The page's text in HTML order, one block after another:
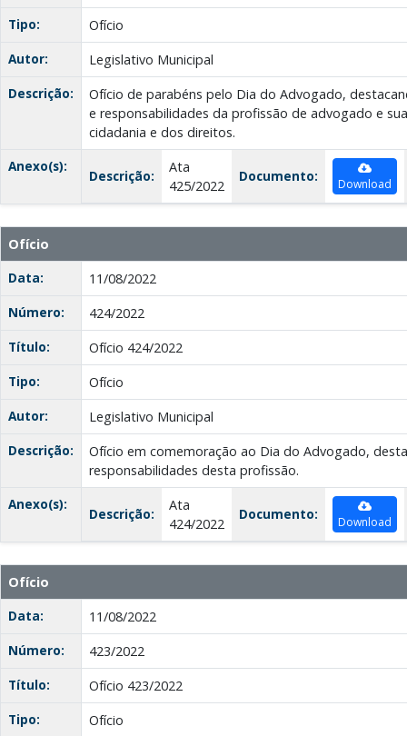
Tipo:
Ofício
Autor:
Legislativo Municipal
Descrição:
Ofício de parabéns pelo Dia do Advogado,
e responsabilidades da profissão de advogado e
cidadania e dos direitos.
Anexo(s):
Descrição:
Ata
425/2022
Documento: Download
Ofício
Data:
11/08/2022
Número:
424/2022
Título:
Ofício 424/2022
Tipo:
Ofício
Autor:
Legislativo Municipal
Descrição:
Ofício em comemoração ao Dia do Advogado,
responsabilidades desta profissão.
Anexo(s):
Descrição:
Ata
424/2022
Documento: Download
Ofício
Data:
11/08/2022
Número:
423/2022
Título:
Ofício 423/2022
Tipo:
Ofício